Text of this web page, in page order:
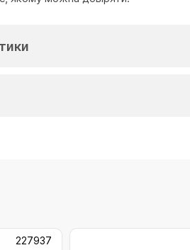
227937